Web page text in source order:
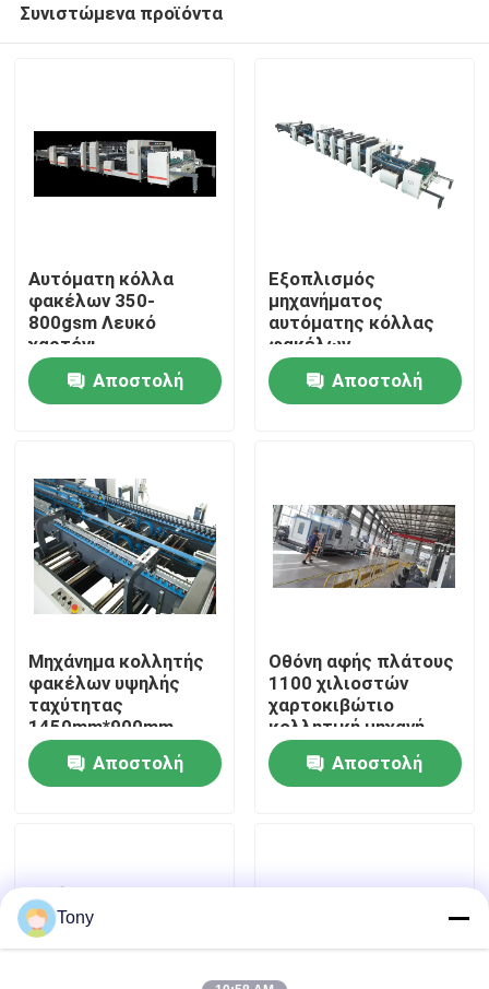
Σπίτι
Σχετικά με εμάς
περιοδεία στο εργοστάσιο
Επικοινωνήστε μαζί μας
Ειδήσεις
Ζητήστε μια προσφορά
Laminator φλαούτων μηχανή
Συνιστώμενα προϊόντα
Αυτόματη κόλλα
φακέλων 350-
800gsm Λευκό
χαρτόνι
Αποστολή
Εξοπλισμός
μηχανήματος
αυτόματης κόλλας
φακέλων
ενσωματωμένος με
σαρωτήΑποστολή
Μηχάνημα κολλητής
φακέλων υψηλής
ταχύτητας
1450mm*900mm
250m/min
Αποστολή
Οθόνη αφής πλάτους
1100 χιλιοστών
χαρτοκιβώτιο
κολλητική μηχανή
χαμηλού θορύβου
Αποστολή
Tony